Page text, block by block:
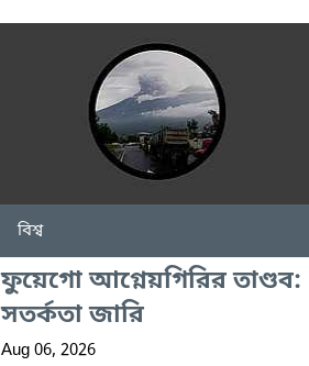
বিশ্ব
ফুয়েগো আগ্নেয়গিরির তাণ্ডব:
সতর্কতা জারি
Aug 06, 2026